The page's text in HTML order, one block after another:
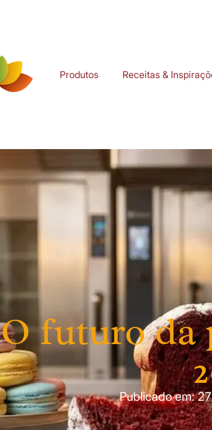
Produtos Receitas &
O futuro da
Publicado em: